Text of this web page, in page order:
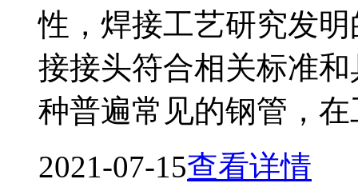
性，焊接工艺研究发
接接头符合相关标准
种普遍常见的钢管，
2021-07-15查看详情